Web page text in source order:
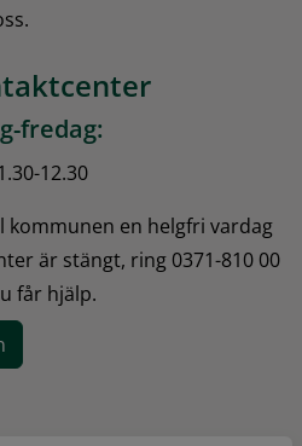
fredag:
12.30
en helgfri vardag
är stängt, ring 0371-810 00
får hjälp.